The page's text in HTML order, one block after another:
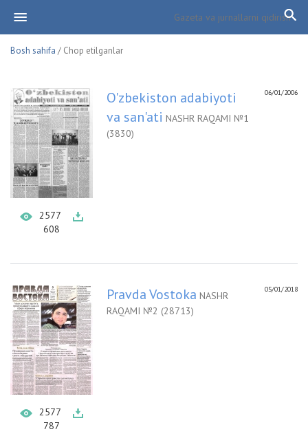
Bosh sahifa / Chop etilganlar
2577
608
06/01/2006
O'zbekiston adabiyoti
va san'ati NASHR RAQAMI №1
(3830)
2577
787
05/01/2018
Pravda Vostoka NASHR
RAQAMI №2 (28713)